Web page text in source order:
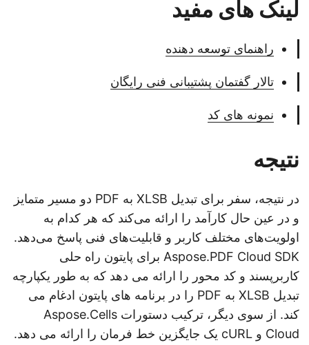
لینک های مفید
راهنمای توسعه دهنده
تالار گفتمان پشتیبانی فنی رایگان
نمونه های کد
نتیجه
در نتیجه، سفر برای تبدیل XLSB به PDF دو مسیر متمایز
و در عین حال کارآمد را ارائه می‌کند که هر کدام به
اولویت‌های مختلف کاربر و قابلیت‌های فنی پاسخ می‌دهد.
Aspose.PDF Cloud SDK برای پایتون راه حلی
کاربرپسند و کد محور را ارائه می دهد که به طور یکپارچه
تبدیل XLSB به PDF را در برنامه های پایتون ادغام می
کند. از سوی دیگر، ترکیب دستورات Aspose.Cells
Cloud و cURL یک جایگزین خط فرمان را ارائه می دهد.